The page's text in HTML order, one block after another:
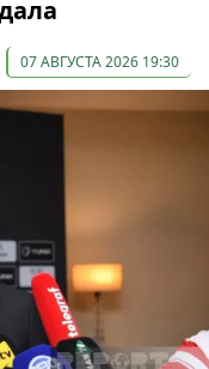
07 АВГУСТА 2026 19:30